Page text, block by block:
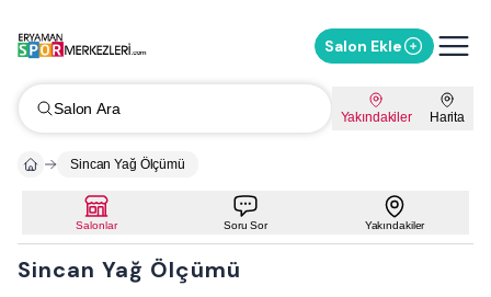
Salon Ekle
Salon Ara Yakındakiler Harita
Sincan Yağ Ölçümü
Salonlar Soru Sor Yakındakiler
Sincan Yağ Ölçümü